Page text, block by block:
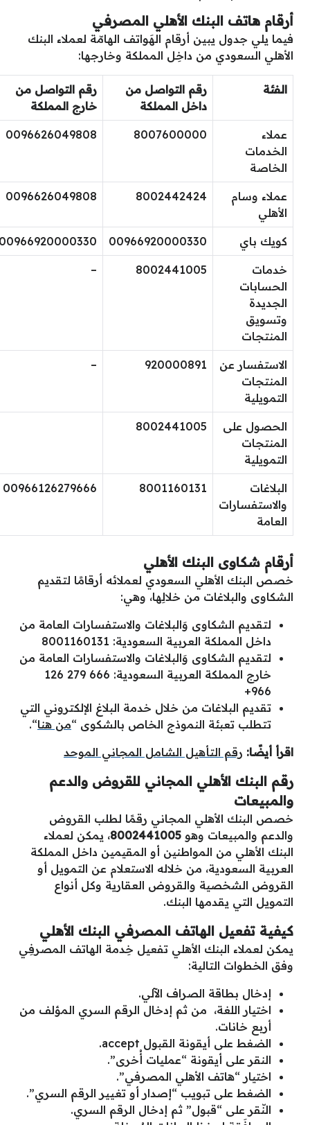
أرقام هاتف البنك الأهلي المصرفي
فيما يلي جدول يبين أرقام الهَواتف الهامّة لعملاء البنك
الأهلي السعودي من داخِل المملكة وخارجها:
الفئة
رقم التواصل من
داخل المملكة
رقم التواصل من
خارج المملكة
عملاء
الخدمات
الخاصة
8007600000
0096626049808
عملاء وسام
الأهلي​
8002442424
0096626049808
​كويك باي 00966920000330
خدمات
الحسابات
الجديدة
وتسويق
المنتجات
8002441005
–
الاستفسار عن
المنتجات
التمويلية
920000891
–
الحصول على
المنتجات
التمويلية
8002441005
البلاغات
والاستفسارات
العامة
8001160131
00966126279666
أرقام شكاوى البنك الأهلي
خصص البنك الأهلي السعودي لعملائه أرقامًا لتقديم
الشكاوى والبلاغات من خلالِها، وهي:
لتقديم الشكاوى وَالبلاغات والاستفسارات العامة من
داخل المملكة العربية السعودية: 8001160131
لتقديم الشكاوى وَالبلاغات والاستفسارات العامة من
خارج المملكة العربية السعودية: 666 279 126
966+
تقديم البلاغات من خلال خدمة البلاغ الإلكتروني التي
تتطلب تعبئة النموذج الخاص بالشكوى “من هنا“.​​
اقرأ أيضًا: رقم التأهيل الشامل المجاني الموحد
رقم البنك الأهلي المجاني للقروض والدعم
والمبيعات
خصص البنك الأهلي المجاني رقمًا لطلب القروض
والدعم والمبيعات وهو 8002441005، يمكن لعملاء
البنك الأهلي من المواطنين أو المقيمين داخل المملكة
العربية السعودية، من خلاله الاستعلام عن التمويل أو
القروض الشخصية والقروض العقارية وكل أنواع
التمويل التي يقدمها البنك.
كيفية تفعيل الهاتف المصرفي البنك الأهلي
يمكن لعملاء البنك الأهلي تفعيل خِدمة الهاتف المصرفِي
وفق الخطوات التالية:
إدخال بطاقة الصراف الآلي.
اختيار اللغة، من ثم إدخال الرقم السري المؤلف من
أربع خانات.
الضغط على أيقونة القبول accept.
النقر على أيقونة “عمليات أُخرى”.
اختيار “هاتف الأهلي المصرفي”.
الضغط على تبويب “إصدار أو تغيير الرقم السري”.
النّقر على “قبول” ثم إدخال الرقم السري.